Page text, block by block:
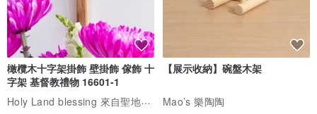
橄欖木十字架掛飾 壁掛飾 傢飾 十
字架 基督教禮物 16601-1
Holy Land blessing 來自聖地的祝福
【展示收納】碗盤木架
Mao’s 樂陶陶